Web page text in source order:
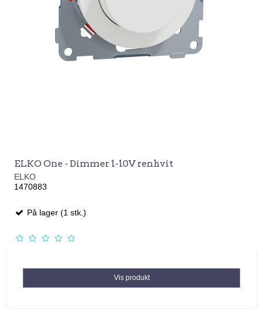
ELKO One - Dimmer 1-10V renhvit
ELKO
1470883
På lager (1 stk.)
Vis produkt